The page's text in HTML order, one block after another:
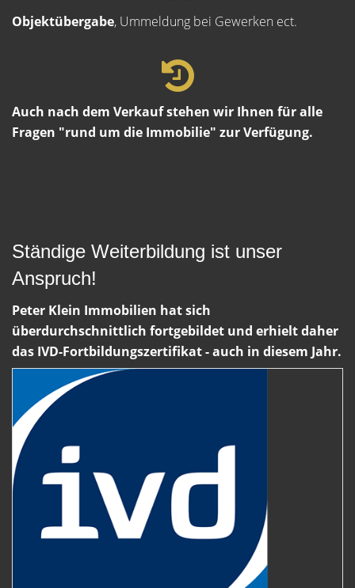
Objektübergabe, Ummeldung bei Gewerken ect.
Auch nach dem Verkauf stehen wir Ihnen für alle
Fragen "rund um die Immobilie" zur Verfügung.
Ständige Weiterbildung ist unser
Anspruch!
Peter Klein Immobilien hat sich
überdurchschnittlich fortgebildet und erhielt daher
das IVD-Fortbildungszertifikat - auch in diesem Jahr.